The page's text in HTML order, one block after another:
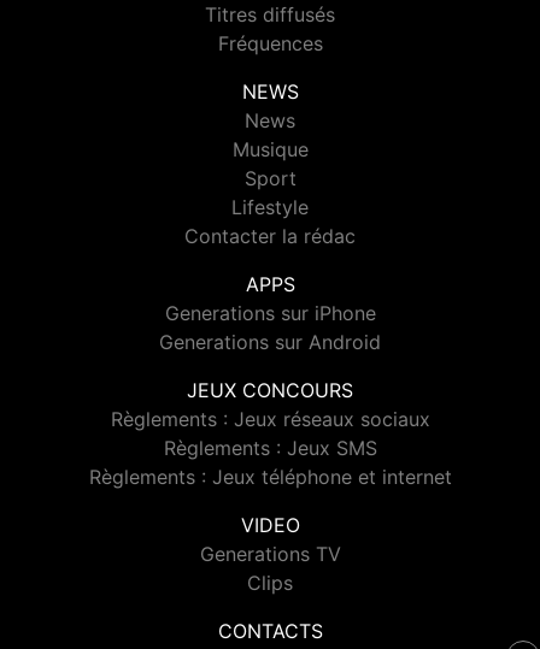
Titres diffusés
Fréquences
NEWS
News
Musique
Sport
Lifestyle
Contacter la rédac
APPS
Generations sur iPhone
Generations sur Android
JEUX CONCOURS
Règlements : Jeux réseaux sociaux
Règlements : Jeux SMS
Règlements : Jeux téléphone et internet
VIDEO
Generations TV
Clips
CONTACTS